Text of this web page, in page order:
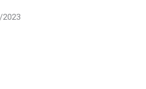
2023